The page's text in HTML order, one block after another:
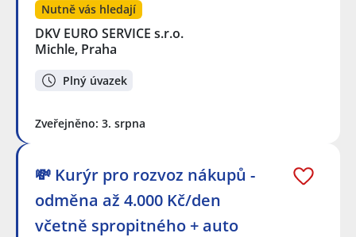
Nutně vás hledají
DKV EURO SERVICE s.r.o.
Michle, Praha
Plný úvazek
Zveřejněno: 3. srpna
💸 Kurýr pro rozvoz nákupů -
odměna až 4.000 Kč/den
včetně spropitného + auto